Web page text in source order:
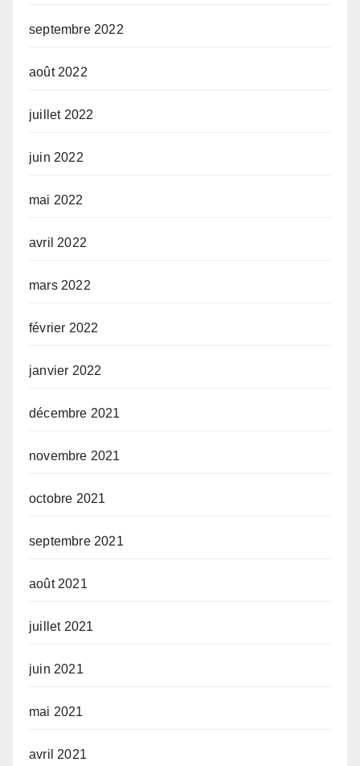
septembre 2022
août 2022
juillet 2022
juin 2022
mai 2022
avril 2022
mars 2022
février 2022
janvier 2022
décembre 2021
novembre 2021
octobre 2021
septembre 2021
août 2021
juillet 2021
juin 2021
mai 2021
avril 2021